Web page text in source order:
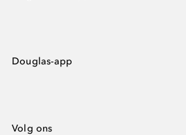
Douglas-app
Volg ons